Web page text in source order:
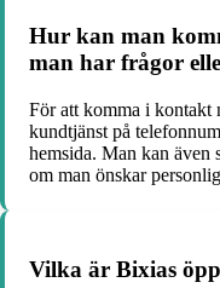
Hur kan man
man har frågor
För att komma i kontakt
kundtjänst på
hemsida. Man kan även
om man önskar
Vilka är Bixias